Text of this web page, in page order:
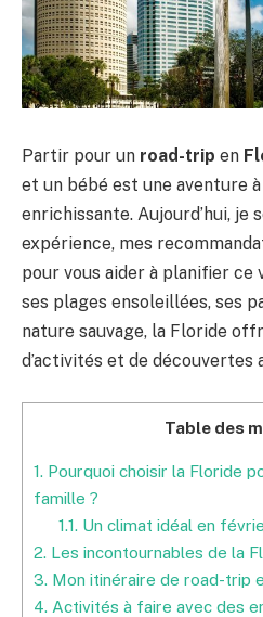
Partir pour un road-trip en
et un bébé est une aventure
enrichissante. Aujourd’hui, je
expérience, mes
pour vous aider à planifier ce
ses plages ensoleillées, ses
nature sauvage, la Floride
d’activités et de découvertes
Table des
1. Pourquoi choisir la Floride
famille ?
1.1. Un climat idéal en
2. Les incontournables de la
3. Mon itinéraire de road-trip
4. Activités à faire avec des